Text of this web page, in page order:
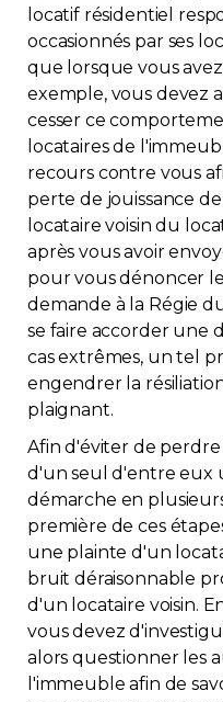
Médias
FAQ
Zone Membres
Français
locatif résidentiel
occasionnés par ses
que lorsque vous
exemple, vous devez
cesser ce
locataires de
recours contre vous
perte de jouissance
locataire voisin du
après vous avoir
pour vous dénoncer
demande à la Régie
se faire accorder une
cas extrêmes, un tel
engendrer la
plaignant.
Afin d'éviter de perdre
d'un seul d'entre eux
démarche en
première de ces
une plainte d'un
bruit déraisonnable
d'un locataire voisin.
vous devez
alors questionner les
l'immeuble afin de